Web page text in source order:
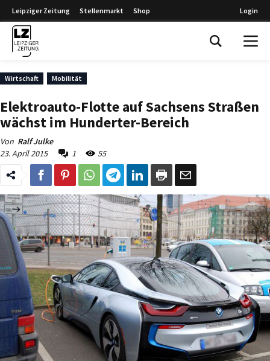
Leipziger Zeitung Stellenmarkt Shop Login
Wirtschaft Mobilität
Elektroauto-Flotte auf Sachsens Straßen
wächst im Hunderter-Bereich
Von Ralf Julke
23. April 2015
1 55